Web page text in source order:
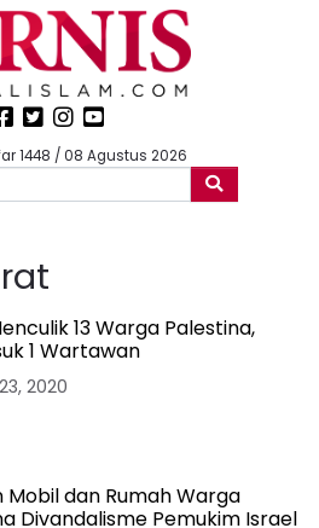
1448 / 08 Agustus 2026
13 Warga Palestina,
1 Wartawan
2020
Mobil dan Rumah Warga
Divandalisme Pemukim Israel